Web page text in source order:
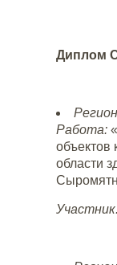
Диплом
Работа:
объектов
области